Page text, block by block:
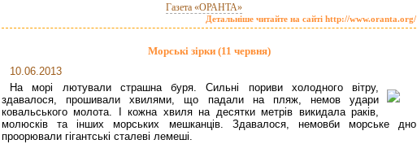
Газета «ОРАНТА»
Детальніше читайте на сайті http://www.oranta.org/
Морські зірки (11 червня)
10.06.2013
На морі лютували страшна буря. Сильні пориви холодного вітру,
здавалося, прошивали хвилями, що падали на пляж, немов удари
ковальського молота. І кожна хвиля на десятки метрів викидала раків,
молюсків та інших морських мешканців. Здавалося, немовби морське дно
проорювали гігантські сталеві лемеші.